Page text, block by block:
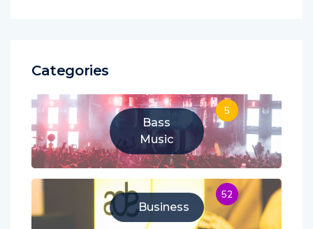
Categories
Bass
Music
5
Business
52